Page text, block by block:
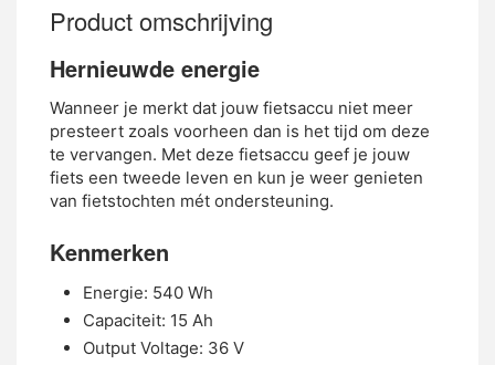
Product omschrijving
Hernieuwde energie
Wanneer je merkt dat jouw fietsaccu niet meer
presteert zoals voorheen dan is het tijd om deze
te vervangen. Met deze fietsaccu geef je jouw
fiets een tweede leven en kun je weer genieten
van fietstochten mét ondersteuning.
Kenmerken
Energie: 540 Wh
Capaciteit: 15 Ah
Output Voltage: 36 V